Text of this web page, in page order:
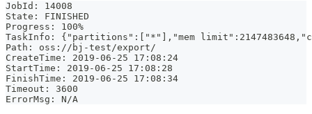
JobId: 14008
State: FINISHED
Progress: 100%
TaskInfo: {"partitions":["*"],"mem
Path: oss://bj-test/export/
CreateTime: 2019-06-25 17:08:24
StartTime: 2019-06-25 17:08:28
FinishTime: 2019-06-25 17:08:34
Timeout: 3600
ErrorMsg: N/A